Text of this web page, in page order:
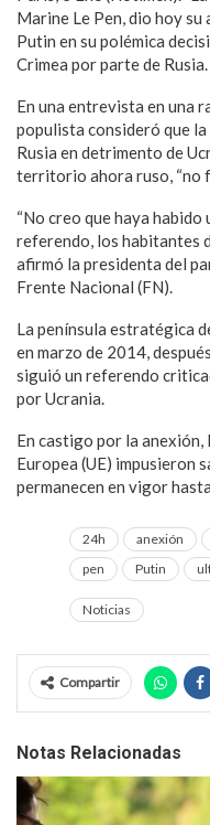
Marine Le Pen, dio hoy
Putin en su polémica
Crimea por parte de Rusia.
En una entrevista en una
populista consideró que
Rusia en detrimento de
territorio ahora ruso, “no
“No creo que haya
referendo, los habitantes
afirmó la presidenta del
Frente Nacional (FN).
La península estratégica
en marzo de 2014,
siguió un referendo
por Ucrania.
En castigo por la anexión,
Europea (UE) impusieron
permanecen en vigor
24h anexión
pen
Putin
Noticias
Compartir
Notas Relacionadas